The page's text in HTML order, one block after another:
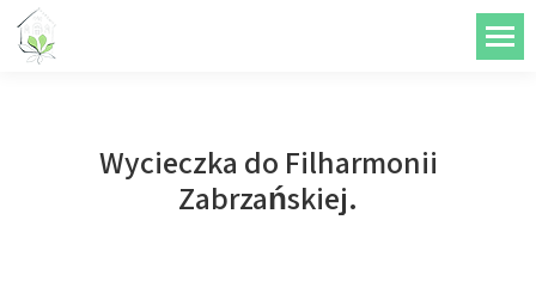
treści
Wycieczka do Filharmonii
Zabrzańskiej.